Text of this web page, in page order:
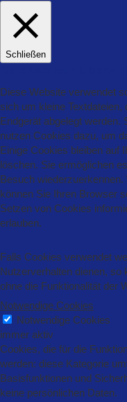
Schließen
Diese Website verwendet
sich um kleine
Endgerät abgelegt werden.
nutzen Cookies dazu, um
Einige Cookies bleiben auf
löschen. Sie ermöglichen
Besuch
können Sie Ihren Browser
Setzen von Cookies
erlauben.
Falls Cookies verwendet
Nutzerverhalten dienen, so
ohne die Funktionalität der
Notwendige Cookies
Notwendige Cookies
immer aktiv
Cookies, die für die
werden: diese Kategorie
Basisfunktionen und
keine persönlichen Daten.